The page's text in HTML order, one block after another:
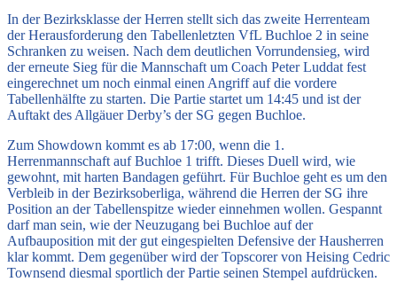
In der Bezirksklasse der Herren stellt sich das zweite Herrenteam
der Herausforderung den Tabellenletzten VfL Buchloe 2 in seine
Schranken zu weisen. Nach dem deutlichen Vorrundensieg, wird
der erneute Sieg für die Mannschaft um Coach Peter Luddat fest
eingerechnet um noch einmal einen Angriff auf die vordere
Tabellenhälfte zu starten. Die Partie startet um 14:45 und ist der
Auftakt des Allgäuer Derby’s der SG gegen Buchloe.
Zum Showdown kommt es ab 17:00, wenn die 1.
Herrenmannschaft auf Buchloe 1 trifft. Dieses Duell wird, wie
gewohnt, mit harten Bandagen geführt. Für Buchloe geht es um den
Verbleib in der Bezirksoberliga, während die Herren der SG ihre
Position an der Tabellenspitze wieder einnehmen wollen. Gespannt
darf man sein, wie der Neuzugang bei Buchloe auf der
Aufbauposition mit der gut eingespielten Defensive der Hausherren
klar kommt. Dem gegenüber wird der Topscorer von Heising Cedric
Townsend diesmal sportlich der Partie seinen Stempel aufdrücken.